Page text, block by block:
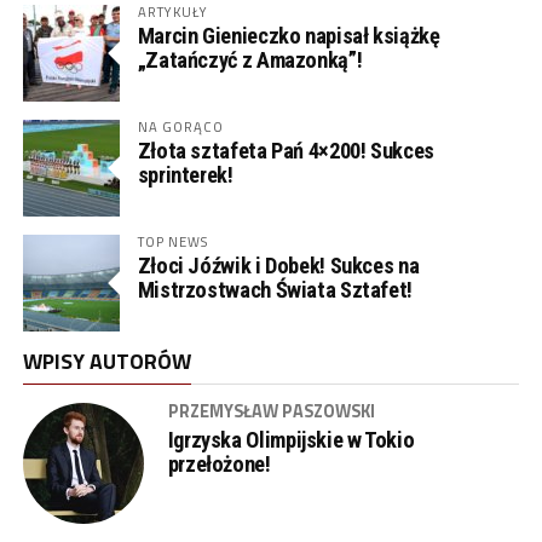
ARTYKUŁY
Marcin Gienieczko napisał książkę
„Zatańczyć z Amazonką”!
NA GORĄCO
Złota sztafeta Pań 4×200! Sukces
sprinterek!
TOP NEWS
Złoci Jóźwik i Dobek! Sukces na
Mistrzostwach Świata Sztafet!
WPISY AUTORÓW
PRZEMYSŁAW PASZOWSKI
Igrzyska Olimpijskie w Tokio
przełożone!